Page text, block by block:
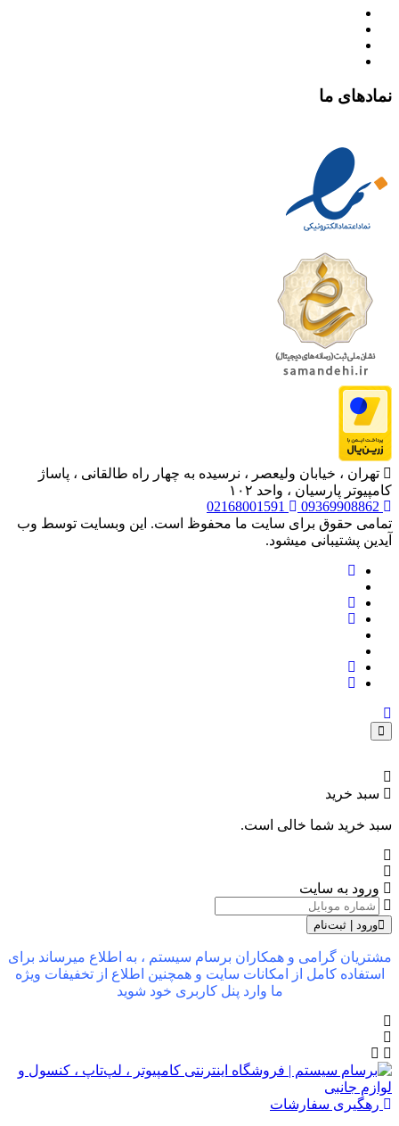
نمادهای ما
تهران ، خیابان ولیعصر ، نرسیده به چهار راه طالقانی ، پاساژ
کامپیوتر پارسیان ، واحد ۱۰۲
09369908862
02168001591
تمامی حقوق برای سایت ما محفوظ است. این وبسایت توسط وب
آیدین پشتیبانی میشود.
سبد خرید
سبد خرید شما خالی است.
ورود به سایت
ورود | ثبت‌نام
مشتریان گرامی و همکاران برسام سیستم ، به اطلاع میرساند برای
استفاده کامل از امکانات سایت و همچنین اطلاع از تخفیفات ویژه
ما وارد پنل کاربری خود شوید
رهگیری سفارشات